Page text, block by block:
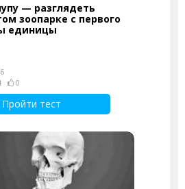
— разглядеть
зоопарке с первого
единицы
0
Пройти тест